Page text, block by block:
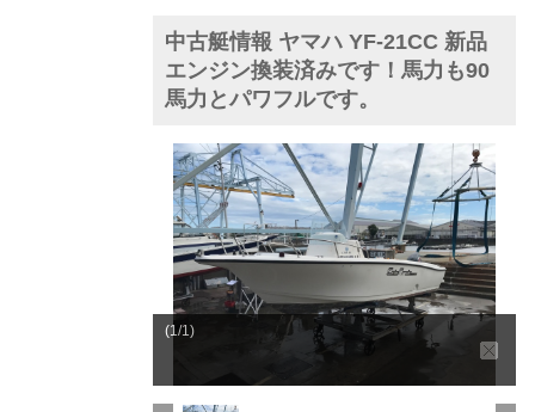
中古艇情報 ヤマハ YF-21CC 新品
エンジン換装済みです！馬力も90
馬力とパワフルです。
(1/1)